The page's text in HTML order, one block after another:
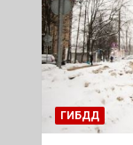
ГИБДД